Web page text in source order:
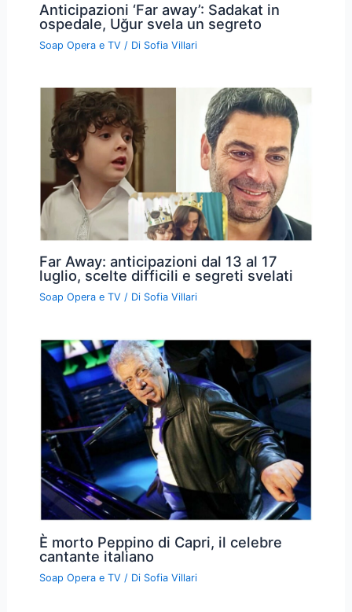
Anticipazioni ‘Far away’: Sadakat in
ospedale, Uğur svela un segreto
Soap Opera e TV / Di Sofia Villari
Far Away: anticipazioni dal 13 al 17
luglio, scelte difficili e segreti svelati
Soap Opera e TV / Di Sofia Villari
È morto Peppino di Capri, il celebre
cantante italiano
Soap Opera e TV / Di Sofia Villari